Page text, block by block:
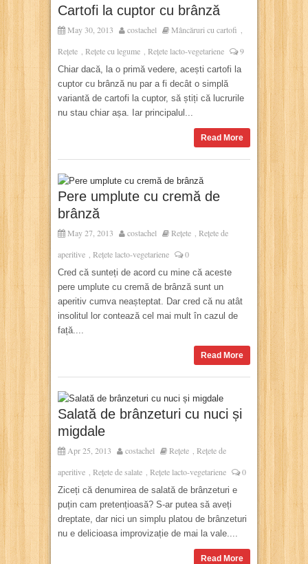
Cartofi la cuptor cu brânză
May 30, 2013 costachel Mâncăruri cu cartofi
Rețete Rețete cu legume Rețete lacto-vegetariene 9
Chiar dacă, la o primă vedere, acești cartofi la
cuptor cu brânză nu par a fi decât o simplă
variantă de cartofi la cuptor, să știți că lucrurile
nu stau chiar așa. Iar principalul...
Read More
Pere umplute cu cremă de
brânză
May 27, 2013 costachel Rețete
Rețete de
aperitive
Rețete lacto-vegetariene 0
Cred că sunteți de acord cu mine că aceste
pere umplute cu cremă de brânză sunt un
aperitiv cumva neașteptat. Dar cred că nu atât
insolitul lor contează cel mai mult în cazul de
față....
Read More
Salată de brânzeturi cu nuci și
migdale
Apr 25, 2013 costachel Rețete
Rețete de
aperitive
Rețete de salate Rețete lacto-vegetariene 0
Ziceți că denumirea de salată de brânzeturi e
puțin cam pretențioasă? S-ar putea să aveți
dreptate, dar nici un simplu platou de brânzeturi
nu e delicioasa improvizație de mai la vale....
Read More